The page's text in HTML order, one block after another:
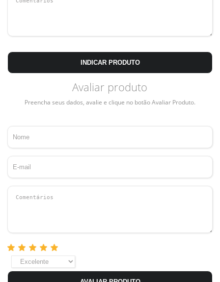
INDICAR PRODUTO
Avaliar produto
Preencha seus dados, avalie e clique no botão Avaliar Produto.